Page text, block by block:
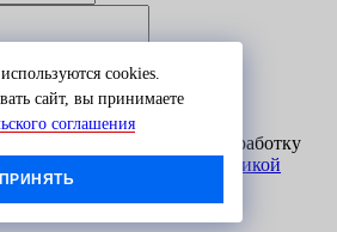
cookies.
сайт, вы принимаете
соглашения
ПРИНЯТЬ
я даю согласие на обработку
в соответствии с
Политикой